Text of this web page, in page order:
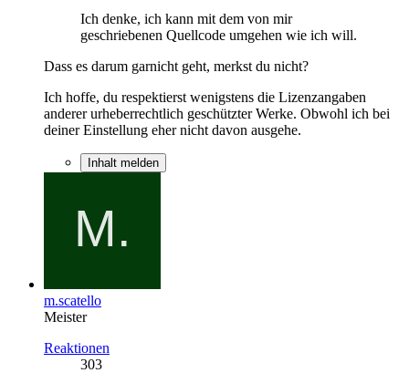
Ich denke, ich kann mit dem von mir
geschriebenen Quellcode umgehen wie ich will.
Dass es darum garnicht geht, merkst du nicht?
Ich hoffe, du respektierst wenigstens die Lizenzangaben
anderer urheberrechtlich geschützter Werke. Obwohl ich bei
deiner Einstellung eher nicht davon ausgehe.
Inhalt melden
m.scatello
Meister
Reaktionen
303